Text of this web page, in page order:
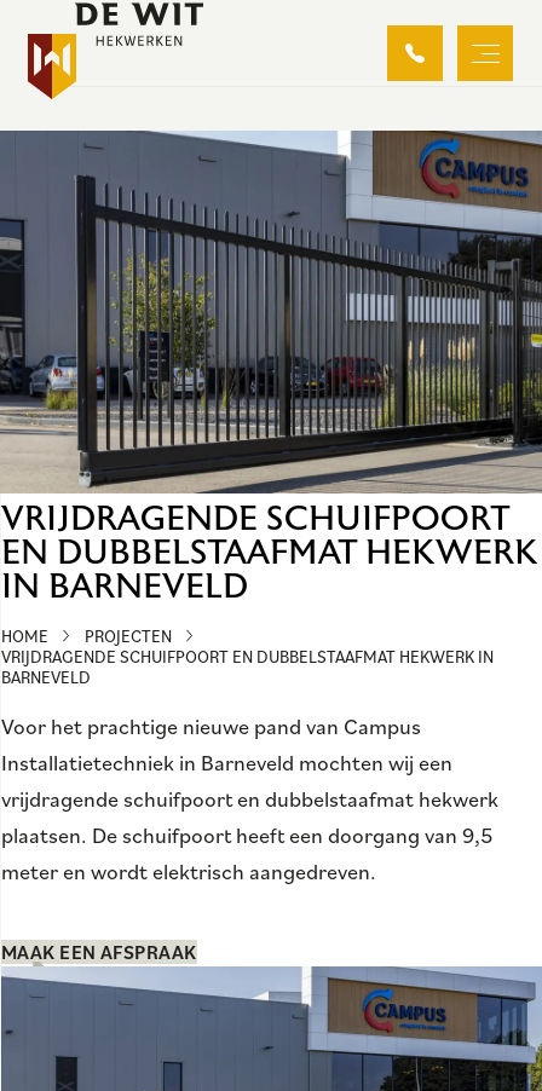
BARNEVELD
VRIJDRAGENDE SCHUIFPOORT
EN DUBBELSTAAFMAT HEKWERK
IN BARNEVELD
HOME
PROJECTEN
VRIJDRAGENDE SCHUIFPOORT EN DUBBELSTAAFMAT HEKWERK IN
BARNEVELD
Voor het prachtige nieuwe pand van Campus
Installatietechniek in Barneveld mochten wij een
vrijdragende schuifpoort en dubbelstaafmat hekwerk
plaatsen. De schuifpoort heeft een doorgang van 9,5
meter en wordt elektrisch aangedreven.
MAAK EEN AFSPRAAK